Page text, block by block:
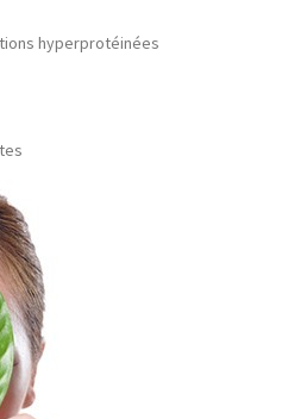
hyperprotéinées